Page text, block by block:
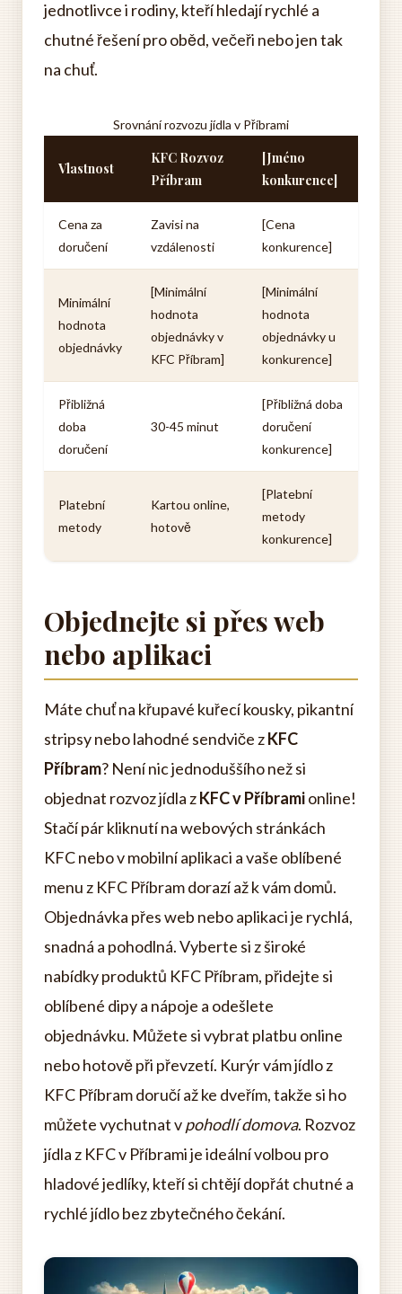
jednotlivce i rodiny, kteří hledají rychlé a
chutné řešení pro oběd, večeři nebo jen tak
na chuť.
Srovnání rozvozu jídla v Příbrami
Vlastnost
KFC Rozvoz
Příbram
[Jméno
konkurence]
Cena za
doručení
Zavisi na
vzdálenosti
[Cena
konkurence]
Minimální
hodnota
objednávky
[Minimální
hodnota
objednávky v
KFC Příbram]
[Minimální
hodnota
objednávky u
konkurence]
Přibližná
doba
doručení
30-45 minut
[Přibližná doba
doručení
konkurence]
Platební
metody
Kartou online,
hotově
[Platební
metody
konkurence]
Objednejte si přes web
nebo aplikaci
Máte chuť na křupavé kuřecí kousky, pikantní
stripsy nebo lahodné sendviče zKFC
Příbram? Není nic jednoduššího než si
objednat rozvoz jídla zKFC v Příbramionline!
Stačí pár kliknutí na webových stránkách
KFC nebo v mobilní aplikaci a vaše oblíbené
menu z KFC Příbram dorazí až k vám domů.
Objednávka přes web nebo aplikaci je rychlá,
snadná a pohodlná. Vyberte si z široké
nabídky produktů KFC Příbram, přidejte si
oblíbené dipy a nápoje a odešlete
objednávku. Můžete si vybrat platbu online
nebo hotově při převzetí. Kurýr vám jídlo z
KFC Příbram doručí až ke dveřím, takže si ho
můžete vychutnat vpohodlí domova. Rozvoz
jídla z KFC v Příbrami je ideální volbou pro
hladové jedlíky, kteří si chtějí dopřát chutné a
rychlé jídlo bez zbytečného čekání.